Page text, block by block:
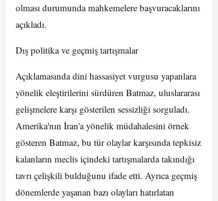
olması durumunda mahkemelere başvuracaklarını
açıkladı.
Dış politika ve geçmiş tartışmalar
Açıklamasında dini hassasiyet vurgusu yapanlara
yönelik eleştirilerini sürdüren Batmaz, uluslararası
gelişmelere karşı gösterilen sessizliği sorguladı.
Amerika'nın İran'a yönelik müdahalesini örnek
gösteren Batmaz, bu tür olaylar karşısında tepkisiz
kalanların meclis içindeki tartışmalarda takındığı
tavrı çelişkili bulduğunu ifade etti. Ayrıca geçmiş
dönemlerde yaşanan bazı olayları hatırlatan